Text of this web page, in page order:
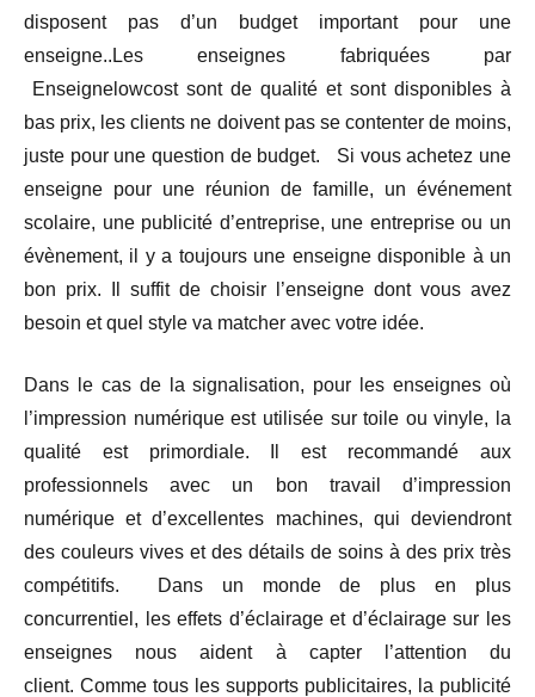
disposent pas d’un budget important pour une
enseigne..Les enseignes fabriquées par
Enseignelowcost sont de qualité et sont disponibles à
bas prix, les clients ne doivent pas se contenter de moins,
juste pour une question de budget. Si vous achetez une
enseigne pour une réunion de famille, un événement
scolaire, une publicité d’entreprise, une entreprise ou un
évènement, il y a toujours une enseigne disponible à un
bon prix. Il suffit de choisir l’enseigne dont vous avez
besoin et quel style va matcher avec votre idée.
Dans le cas de la signalisation, pour les enseignes où
l’impression numérique est utilisée sur toile ou vinyle, la
qualité est primordiale. Il est recommandé aux
professionnels avec un bon travail d’impression
numérique et d’excellentes machines, qui deviendront
des couleurs vives et des détails de soins à des prix très
compétitifs. Dans un monde de plus en plus
concurrentiel, les effets d’éclairage et d’éclairage sur les
enseignes nous aident à capter l’attention du
client. Comme tous les supports publicitaires, la publicité